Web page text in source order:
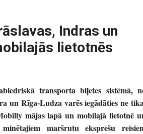
Indras un
lietotnēs
transporta biļetes sistēmā,
un Rīga-Ludza varēs iegādāties ne
mājas lapā un mobilajā lietotnē
maršrutu eksprešu